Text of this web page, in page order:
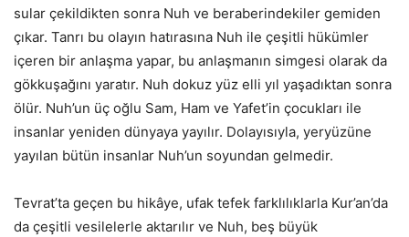
sular çekildikten sonra Nuh ve beraberindekiler gemiden
çıkar. Tanrı bu olayın hatırasına Nuh ile çeşitli hükümler
içeren bir anlaşma yapar, bu anlaşmanın simgesi olarak da
gökkuşağını yaratır. Nuh dokuz yüz elli yıl yaşadıktan sonra
ölür. Nuh’un üç oğlu Sam, Ham ve Yafet’in çocukları ile
insanlar yeniden dünyaya yayılır. Dolayısıyla, yeryüzüne
yayılan bütün insanlar Nuh’un soyundan gelmedir.
Tevrat’ta geçen bu hikâye, ufak tefek farklılıklarla Kur’an’da
da çeşitli vesilelerle aktarılır ve Nuh, beş büyük